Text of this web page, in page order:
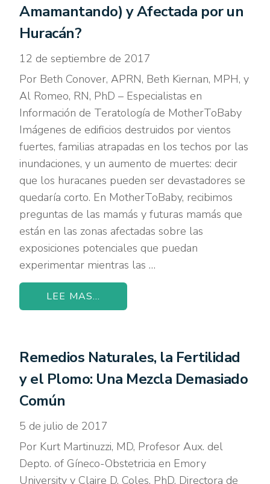
Amamantando) y Afectada por un
Huracán?
12 de septiembre de 2017
Por Beth Conover, APRN, Beth Kiernan, MPH, y
Al Romeo, RN, PhD – Especialistas en
Información de Teratología de MotherToBaby
Imágenes de edificios destruidos por vientos
fuertes, familias atrapadas en los techos por las
inundaciones, y un aumento de muertes: decir
que los huracanes pueden ser devastadores se
quedaría corto. En MotherToBaby, recibimos
preguntas de las mamás y futuras mamás que
están en las zonas afectadas sobre las
exposiciones potenciales que puedan
experimentar mientras las …
LEE MAS...
Remedios Naturales, la Fertilidad
y el Plomo: Una Mezcla Demasiado
Común
5 de julio de 2017
Por Kurt Martinuzzi, MD, Profesor Aux. del
Depto. of Gíneco-Obstetricia en Emory
University y Claire D. Coles, PhD, Directora de